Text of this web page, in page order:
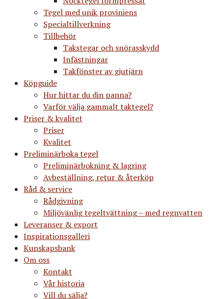
Tegel med unik proviniens
Specialtillverkning
Tillbehör
Takstegar och snörasskydd
Infästningar
Takfönster av gjutjärn
Köpguide
Hur hittar du din panna?
Varför välja gammalt taktegel?
Priser & kvalitet
Priser
Kvalitet
Preliminärboka tegel
Preliminärbokning & lagring
Avbeställning, retur & återköp
Råd & service
Rådgivning
Miljövänlig tegeltvättning – med regnvatten
Leveranser & export
Inspirationsgalleri
Kunskapsbank
Om oss
Kontakt
Vår historia
Vill du sälja?